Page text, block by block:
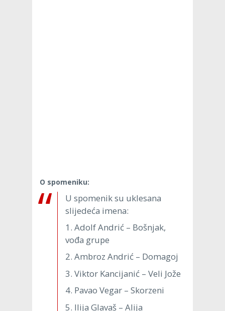
O spomeniku:
U spomenik su uklesana
slijedeća imena:
1. Adolf Andrić – Bošnjak,
vođa grupe
2. Ambroz Andrić – Domagoj
3. Viktor Kancijanić – Veli Jože
4. Pavao Vegar – Skorzeni
5. Ilija Glavaš – Alija